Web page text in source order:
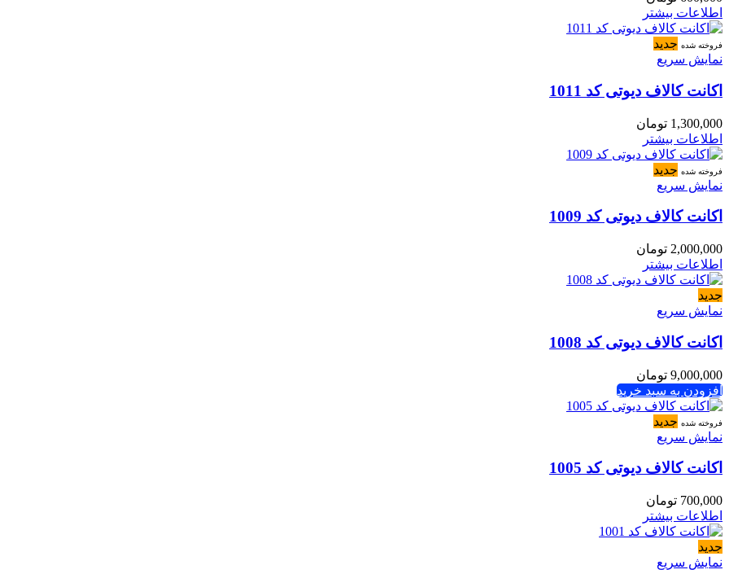
اطلاعات بیشتر
فروخته شده جدید
نمایش سریع
اکانت کالاف دیوتی کد 1011
1,300,000 تومان
اطلاعات بیشتر
فروخته شده جدید
نمایش سریع
اکانت کالاف دیوتی کد 1009
2,000,000 تومان
اطلاعات بیشتر
جدید
نمایش سریع
اکانت کالاف دیوتی کد 1008
9,000,000 تومان
افزودن به سبد خرید
فروخته شده جدید
نمایش سریع
اکانت کالاف دیوتی کد 1005
700,000 تومان
اطلاعات بیشتر
جدید
نمایش سریع